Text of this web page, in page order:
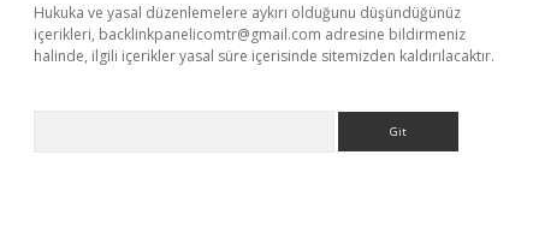
Hukuka ve yasal düzenlemelere aykırı olduğunu düşündüğünüz
içerikleri, backlinkpanelicomtr@gmail.com adresine bildirmeniz
halinde, ilgili içerikler yasal süre içerisinde sitemizden kaldırılacaktır.